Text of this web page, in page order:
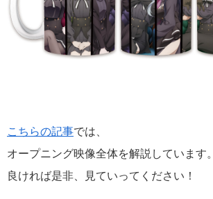
こちらの記事では、
オープニング映像全体を解説しています。
良ければ是非、見ていってください！